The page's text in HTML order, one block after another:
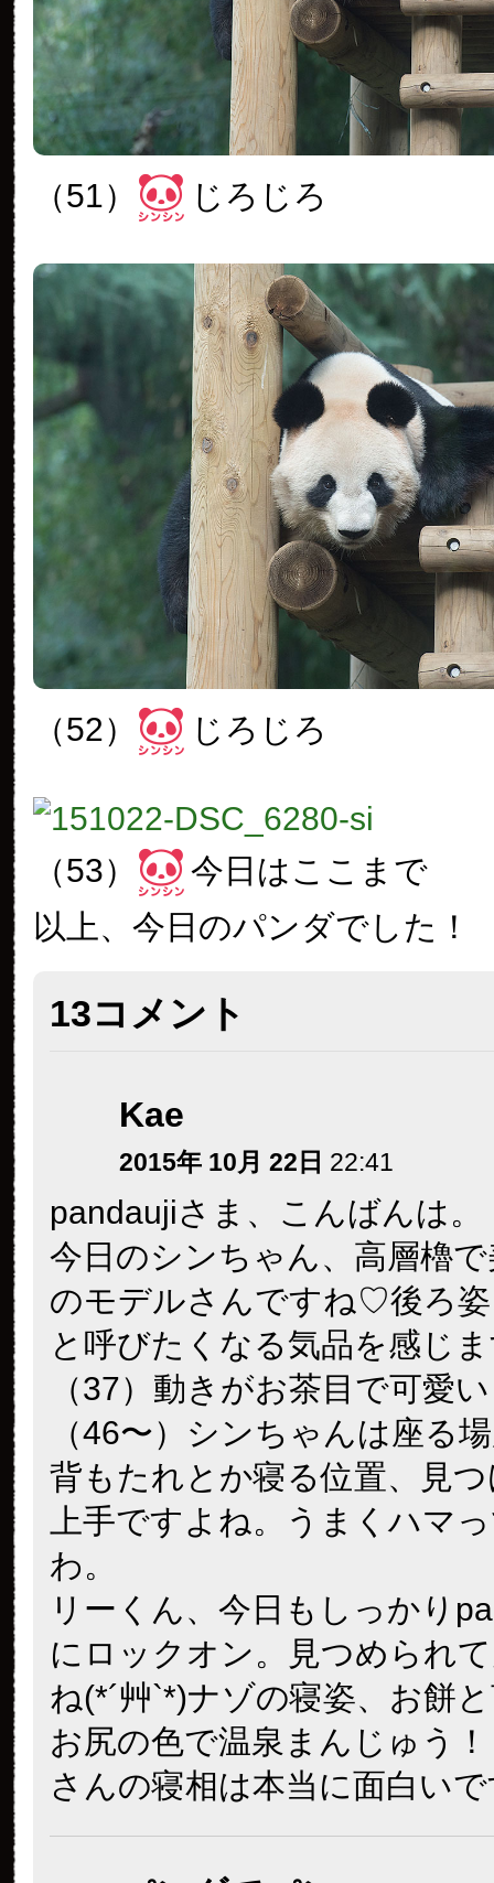
（51） じろじろ
（52） じろじろ
（53）
今日はここまで
以上、今日のパンダでした！
13コメント
Kae
2015年 10月 22日 22:41
pandaujiさま、こんばんは。
今日のシンちゃん、高層櫓
のモデルさんですね♡後ろ
と呼びたくなる気品を感じ
（37）動きがお茶目で可愛
（46〜）シンちゃんは座る
背もたれとか寝る位置、見
上手ですよね。うまくハマ
わ。
リーくん、今日もしっかり
にロックオン。見つめられ
ね(*´艸`*)ナゾの寝姿、お餅
お尻の色で温泉まんじゅう
さんの寝相は本当に面白い